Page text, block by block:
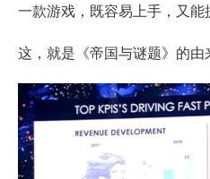
一款游戏，既容易上手，又能
这，就是《帝国与谜题》的由